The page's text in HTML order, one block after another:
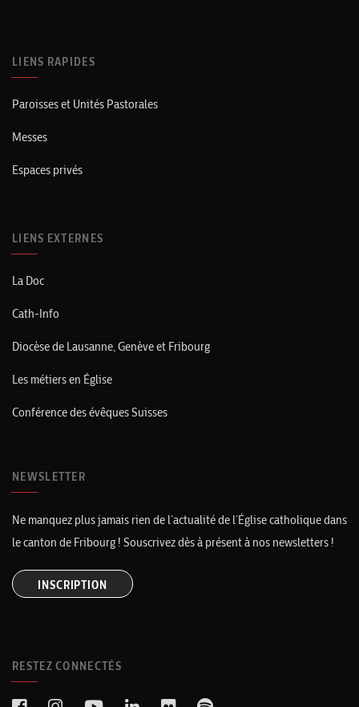
LIENS RAPIDES
Paroisses et Unités Pastorales
Messes
Espaces privés
LIENS EXTERNES
La Doc
Cath-Info
Diocèse de Lausanne, Genève et Fribourg
Les métiers en Église
Conférence des évêques Suisses
NEWSLETTER
Ne manquez plus jamais rien de l’actualité de l’Église catholique dans
le canton de Fribourg ! Souscrivez dès à présent à nos newsletters !
INSCRIPTION
RESTEZ CONNECTÉS